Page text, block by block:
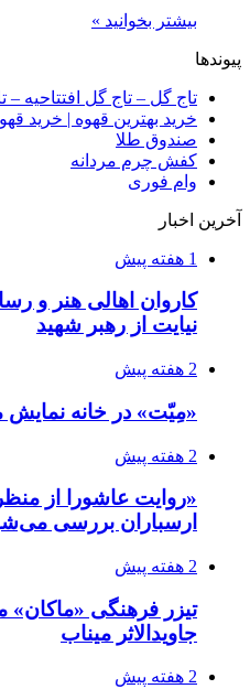
بیشتر بخوانید »
پیوندها
تاج گل – تاج گل افتتاحیه –
خرید بهترین قهوه | خرید
صندوق طلا
کفش چرم مردانه
وام فوری
آخرین اخبار
1 هفته پیش
کاروان اهالی هنر و
نیایت از رهبر شهید
2 هفته پیش
«مِیّت» در خانه
2 هفته پیش
«روایت عاشورا از
ارسباران بررسی
2 هفته پیش
تیزر فرهنگی «ماکان»
جاویدالاثر میناب
2 هفته پیش